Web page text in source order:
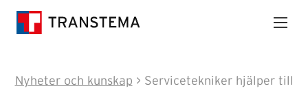
Nyheter och kunskap > Servicetekniker hjälper till